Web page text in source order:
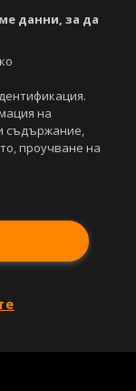
данни, за да
на
съдържание,
проучване на